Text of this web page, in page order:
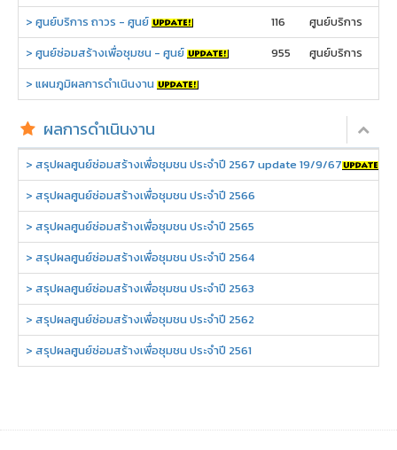
> ศูนย์บริการ ถาวร - ศูนย์
116
ศูนย์บริการ
> ศูนย์ซ่อมสร้างเพื่อชุมชน - ศูนย์
955
ศูนย์บริการ
> แผนภูมิผลการดำเนินงาน
ผลการดำเนินงาน
> สรุปผลศูนย์ซ่อมสร้างเพื่อชุมชน ประจำปี 2567 update 19/9/67
> สรุปผลศูนย์ซ่อมสร้างเพื่อชุมชน ประจำปี 2566
> สรุปผลศูนย์ซ่อมสร้างเพื่อชุมชน ประจำปี 2565
> สรุปผลศูนย์ซ่อมสร้างเพื่อชุมชน ประจำปี 2564
> สรุปผลศูนย์ซ่อมสร้างเพื่อชุมชน ประจำปี 2563
> สรุปผลศูนย์ซ่อมสร้างเพื่อชุมชน ประจำปี 2562
> สรุปผลศูนย์ซ่อมสร้างเพื่อชุมชน ประจำปี 2561